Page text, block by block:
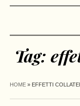
Tag:
HOME » EFFETTI